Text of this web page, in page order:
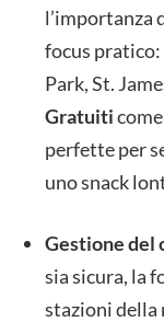
l’importanza
focus
Park, St.
Gratuiti
perfette per
uno snack
Gestione del
sia sicura, la
stazioni della